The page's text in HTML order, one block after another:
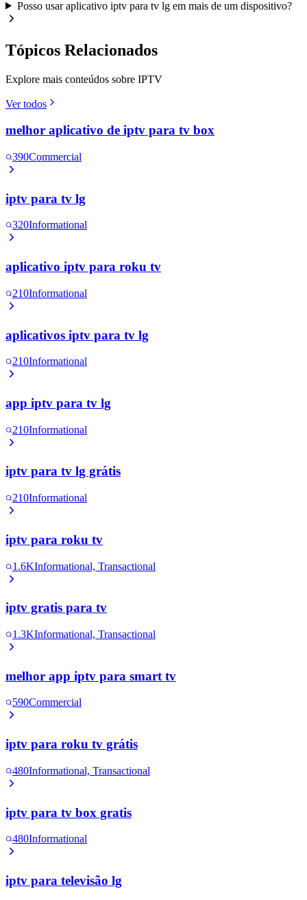
Posso usar aplicativo iptv para tv lg em mais de um dispositivo?
Tópicos Relacionados
Explore mais conteúdos sobre IPTV
Ver todos
melhor aplicativo de iptv para tv box
390Commercial
iptv para tv lg
320Informational
aplicativo iptv para roku tv
210Informational
aplicativos iptv para tv lg
210Informational
app iptv para tv lg
210Informational
iptv para tv lg grátis
210Informational
iptv para roku tv
1.6KInformational, Transactional
iptv gratis para tv
1.3KInformational, Transactional
melhor app iptv para smart tv
590Commercial
iptv para roku tv grátis
480Informational, Transactional
iptv para tv box gratis
480Informational
iptv para televisão lg